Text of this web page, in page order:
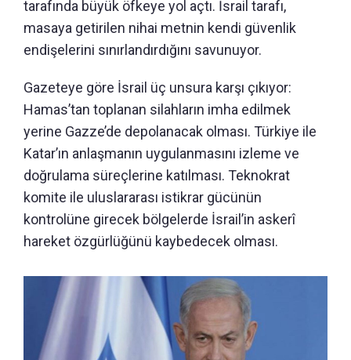
tarafında büyük öfkeye yol açtı. İsrail tarafı,
masaya getirilen nihai metnin kendi güvenlik
endişelerini sınırlandırdığını savunuyor.
Gazeteye göre İsrail üç unsura karşı çıkıyor:
Hamas’tan toplanan silahların imha edilmek
yerine Gazze’de depolanacak olması. Türkiye ile
Katar’ın anlaşmanın uygulanmasını izleme ve
doğrulama süreçlerine katılması. Teknokrat
komite ile uluslararası istikrar gücünün
kontrolüne girecek bölgelerde İsrail’in askerî
hareket özgürlüğünü kaybedecek olması.